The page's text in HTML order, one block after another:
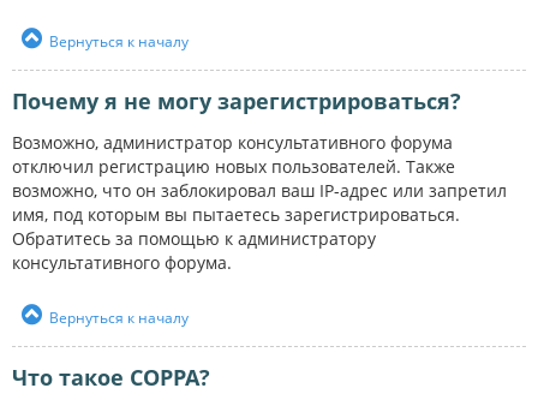
Вернуться к началу
Почему я не могу зарегистрироваться?
Возможно, администратор консультативного форума
отключил регистрацию новых пользователей. Также
возможно, что он заблокировал ваш IP-адрес или запретил
имя, под которым вы пытаетесь зарегистрироваться.
Обратитесь за помощью к администратору
консультативного форума.
Вернуться к началу
Что такое COPPA?